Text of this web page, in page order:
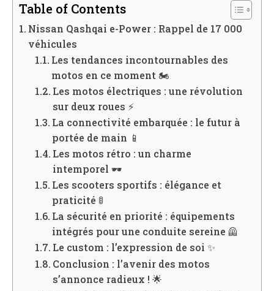
Table of Contents
Nissan Qashqai e-Power : Rappel de 17 000
véhicules
Les tendances incontournables des
motos en ce moment 🏍️
Les motos électriques : une révolution
sur deux roues ⚡
La connectivité embarquée : le futur à
portée de main 📱
Les motos rétro : un charme
intemporel 🕶️
Les scooters sportifs : élégance et
praticité 🚦
La sécurité en priorité : équipements
intégrés pour une conduite sereine 🦺
Le custom : l’expression de soi ✨
Conclusion : l’avenir des motos
s’annonce radieux ! 🌟